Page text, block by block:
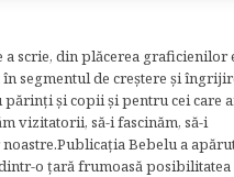
scrie, din plăcerea graficienilor
segmentul de creştere şi
şi copii şi pentru cei care
vizitatorii, să-i fascinăm, să-i
Publicația Bebelu a
o ţară frumoasă posibilitatea